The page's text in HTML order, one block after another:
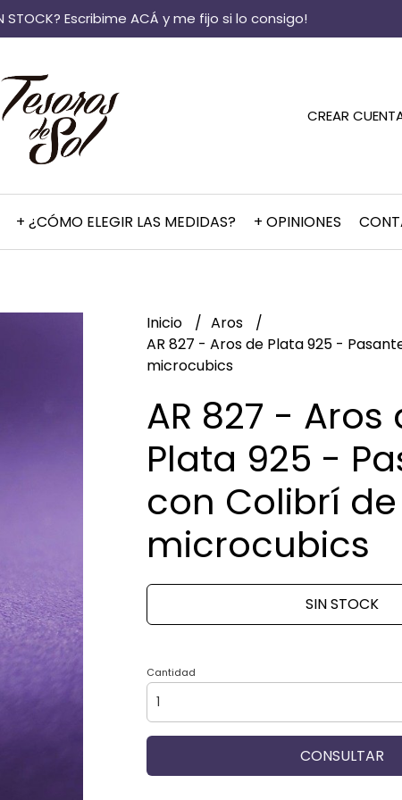
STOCK? Escribime ACÁ y me fijo si lo consigo!
CREAR
+ ¿CÓMO ELEGIR LAS MEDIDAS? + OPINIONES
Inicio
Aros
AR 827 - Aros de Plata 925 -
microcubics
AR 827 - Aros
Plata 925 -
con Colibrí de
microcubics
SIN STOCK
Cantidad
CONSULTAR